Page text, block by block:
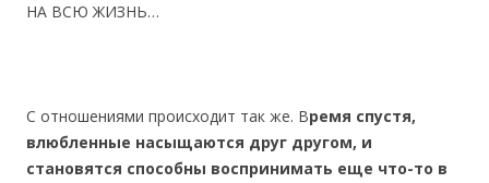
НА ВСЮ ЖИЗНЬ…
С отношениями происходит так же. Время спустя,
влюбленные насыщаются друг другом, и
становятся способны воспринимать еще что-то в